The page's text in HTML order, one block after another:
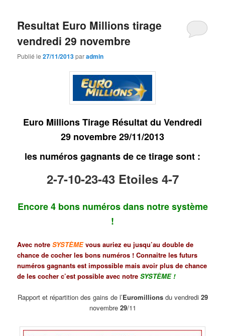
Resultat Euro Millions tirage
vendredi 29 novembre
Publié le27/11/2013paradmin
Euro Millions Tirage Résultat du Vendredi
29 novembre29/11/2013
les numéros gagnants de ce tirage sont :
2-7-10-23-43 Etoiles 4-7
Encore 4 bons numéros dans notre système
!
Avec notreSYSTÈMEvous auriez eu jusqu’au double de
chance de cocher les bons numéros ! Connaitre les futurs
numéros gagnants est impossible mais avoir plus de chance
de les cocher c’est possible avec notreSYSTÈME!
Rapport et répartition des gains de l’Euromillionsdu vendredi 29
novembre 29/11